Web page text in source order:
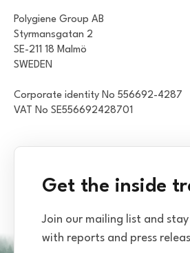
Polygiene Group AB
Styrmansgatan 2
SE-211 18 Malmö
SWEDEN
Corporate identity No 556692-4287
VAT No SE556692428701
Get the inside
Join our mailing list and
with reports and press